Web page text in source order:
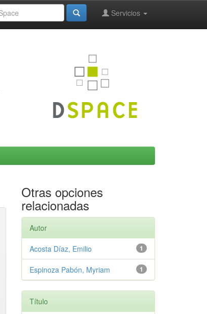
Servicios
Otras opciones
relacionadas
Autor
1
Acosta Díaz, Emilio
1
Espinoza Pabón, Myriam
Título